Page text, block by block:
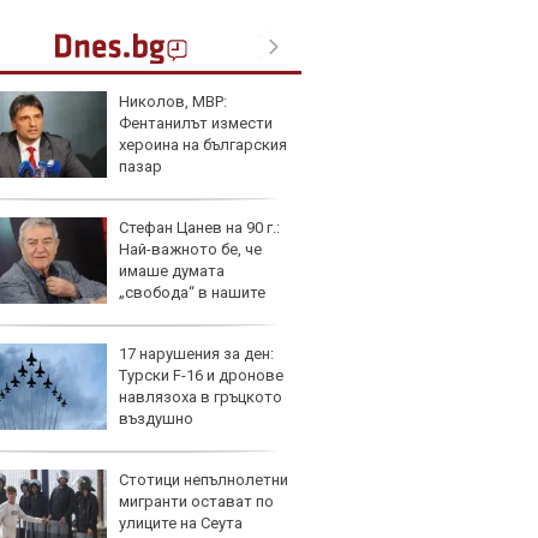
Николов, МВР:
Фентанилът измести
хероина на българския
пазар
Стефан Цанев на 90 г.:
Най-важното бе, че
имаше думата
„свобода“ в нашите
17 нарушения за ден:
Турски F-16 и дронове
навлязоха в гръцкото
въздушно
Стотици непълнолетни
мигранти остават по
улиците на Сеута